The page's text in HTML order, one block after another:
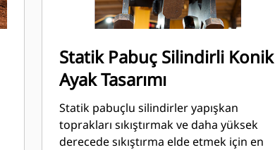
Statik Pabuç Silindirli Konik
Ayak Tasarımı
Statik pabuçlu silindirler yapışkan
toprakları sıkıştırmak ve daha yüksek
derecede sıkıştırma elde etmek için en